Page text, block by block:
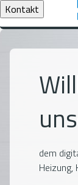
Kontakt
dem
Heizung,